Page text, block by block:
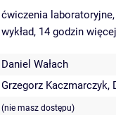
ćwiczenia
wykład, 14 godzin
Daniel Wałach
Grzegorz Kaczmarczyk,
(nie masz dostępu)